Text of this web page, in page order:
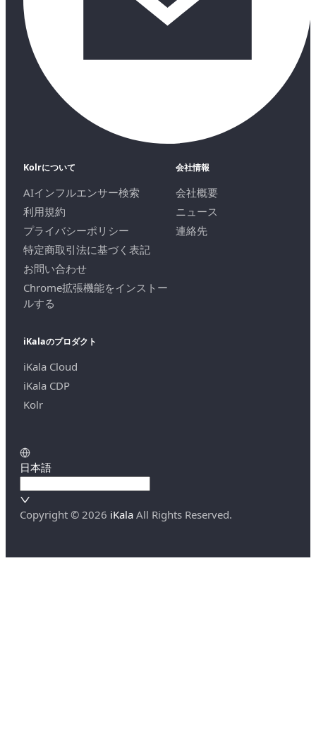
Kolrについて
AIインフルエンサー検索
利用規約
プライバシーポリシー
特定商取引法に基づく表記
お問い合わせ
Chrome拡張機能をインストー
ルする
会社情報
会社概要
ニュース
連絡先
iKalaのプロダクト
iKala Cloud
iKala CDP
Kolr
日本語
Copyright © 2026 iKala All Rights Reserved.